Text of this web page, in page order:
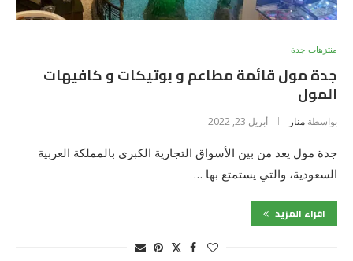
منتزهات جدة
جدة مول قائمة مطاعم و بوتيكات و كافيهات
المول
بواسطة منار أبريل 23, 2022
جدة مول يعد من بين الأسواق التجارية الكبرى بالمملكة العربية
السعودية، والتي يستمتع بها …
اقراء المزيد